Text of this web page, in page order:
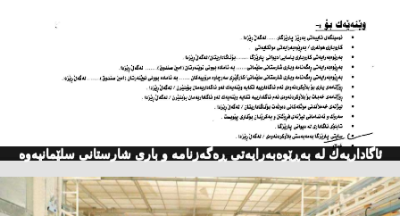
ئاگاداریه‌ك له‌ به‌ڕێوه‌به‌رایه‌تی ڕه‌گه‌زنامه‌ و باری شارستانی سلێمانیه‌وه‌